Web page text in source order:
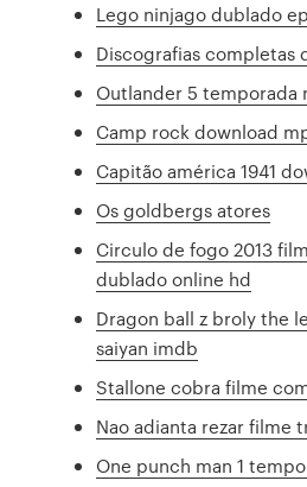
Lego ninjago dublado
Discografias completas
Outlander 5 temporada
Camp rock download
Capitão américa 1941
Os goldbergs atores
Circulo de fogo 2013
dublado online hd
Dragon ball z broly the
saiyan imdb
Stallone cobra filme
Nao adianta rezar filme
One punch man 1